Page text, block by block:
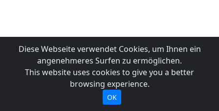
Diese Webseite verwendet Cookies, um Ihnen ein
angenehmeres Surfen zu ermöglichen.
This website uses cookies to give you a better
browsing experience.
OK